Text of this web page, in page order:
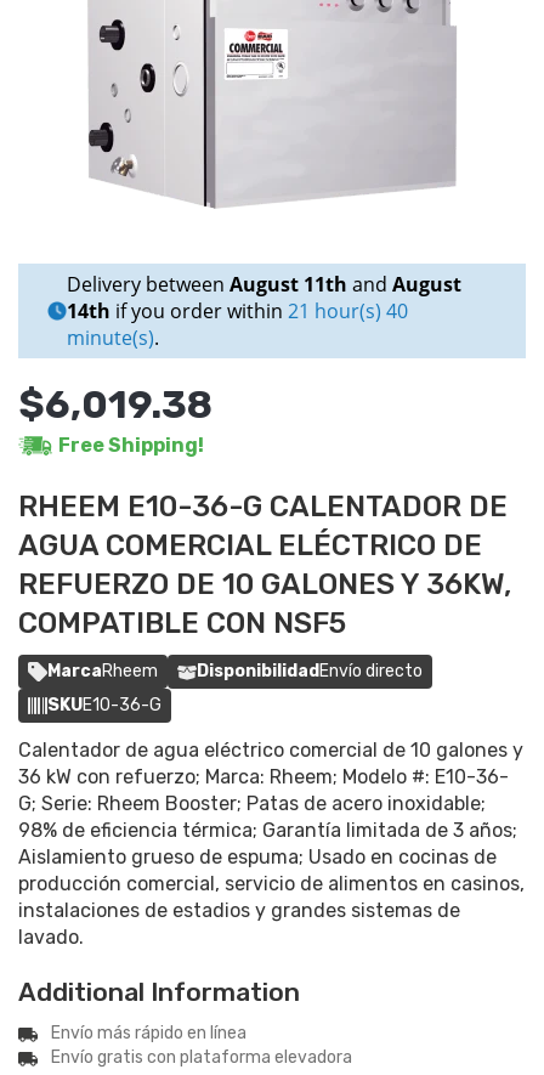
Delivery between August 11th and August
14th if you order within 21 hour(s) 40
minute(s).
$6,019.38
Free Shipping!
RHEEM E10-36-G CALENTADOR DE
AGUA COMERCIAL ELÉCTRICO DE
REFUERZO DE 10 GALONES Y 36KW,
COMPATIBLE CON NSF5
MarcaRheem DisponibilidadEnvío directo
SKUE10-36-G
Calentador de agua eléctrico comercial de 10 galones y
36 kW con refuerzo; Marca: Rheem; Modelo #: E10-36-
G; Serie: Rheem Booster; Patas de acero inoxidable;
98% de eficiencia térmica; Garantía limitada de 3 años;
Aislamiento grueso de espuma; Usado en cocinas de
producción comercial, servicio de alimentos en casinos,
instalaciones de estadios y grandes sistemas de
lavado.
Additional Information
Envío más rápido en línea
Envío gratis con plataforma elevadora